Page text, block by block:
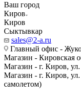
Ваш город
Киров
Киров
Сыктывкар
sales@2-a.ru
Главный офис -
Магазин - Кировская
Магазин - г. Киров,
Магазин - г. Киров,
самолетом)